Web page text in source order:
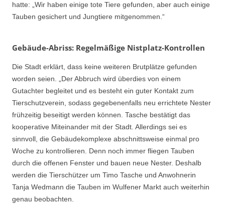
hatte: „Wir haben einige tote Tiere gefunden, aber auch einige
Tauben gesichert und Jungtiere mitgenommen.“
Gebäude-Abriss: Regelmäßige Nistplatz-Kontrollen
Die Stadt erklärt, dass keine weiteren Brutplätze gefunden
worden seien. „Der Abbruch wird überdies von einem
Gutachter begleitet und es besteht ein guter Kontakt zum
Tierschutzverein, sodass gegebenenfalls neu errichtete Nester
frühzeitig beseitigt werden können. Tasche bestätigt das
kooperative Miteinander mit der Stadt. Allerdings sei es
sinnvoll, die Gebäudekomplexe abschnittsweise einmal pro
Woche zu kontrollieren. Denn noch immer fliegen Tauben
durch die offenen Fenster und bauen neue Nester. Deshalb
werden die Tierschützer um Timo Tasche und Anwohnerin
Tanja Wedmann die Tauben im Wulfener Markt auch weiterhin
genau beobachten.